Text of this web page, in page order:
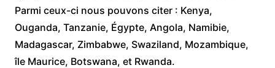
Parmi ceux-ci nous pouvons citer : Kenya,
Ouganda, Tanzanie, Égypte, Angola, Namibie,
Madagascar, Zimbabwe, Swaziland, Mozambique,
île Maurice, Botswana, et Rwanda.